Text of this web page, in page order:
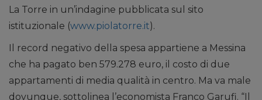
La Torre in un’indagine pubblicata sul sito
istituzionale (www.piolatorre.it).
Il record negativo della spesa appartiene a Messina
che ha pagato ben 579.278 euro, il costo di due
appartamenti di media qualità in centro. Ma va male
dovunque, sottolinea l’economista Franco Garufi. “Il